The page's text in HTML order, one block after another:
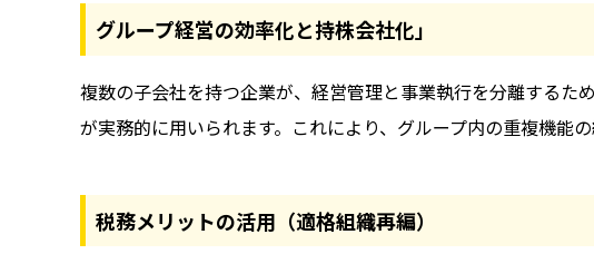
グループ経営の効率化と持株会社化」
複数の子会社を持つ企業が、経営管理と事業執行を分離するた
が実務的に用いられます。これにより、グループ内の重複機能
税務メリットの活用（適格組織再編）